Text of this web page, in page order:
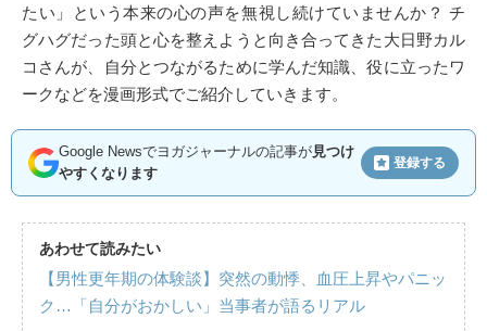
たい」という本来の心の声を無視し続けていませんか？ チ
グハグだった頭と心を整えようと向き合ってきた大日野カル
コさんが、自分とつながるために学んだ知識、役に立ったワ
ークなどを漫画形式でご紹介していきます。
Google Newsでヨガジャーナルの記事が見つけ
やすくなります
登録する
あわせて読みたい
【男性更年期の体験談】突然の動悸、血圧上昇やパニッ
ク…「自分がおかしい」当事者が語るリアル